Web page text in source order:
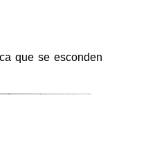
que se esconden